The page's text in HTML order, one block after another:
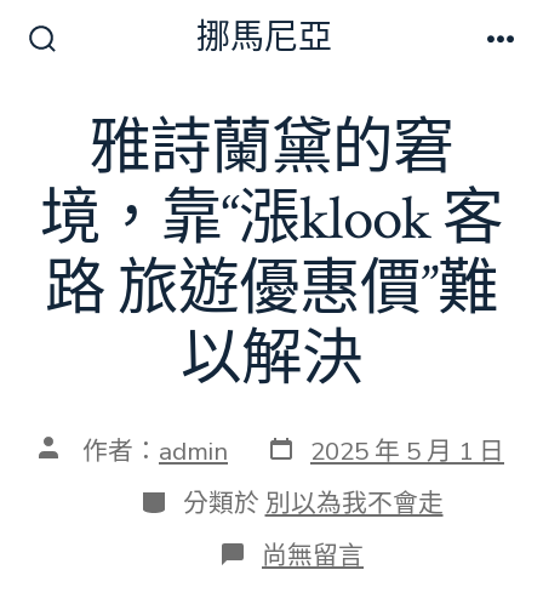
關
挪馬尼亞
雅詩蘭黛的窘
境，靠“漲klook 客
路 旅遊優惠價”難
以解決
文 作者： admin 發
表
日
期
2025 年 5 月 1 日
分
類
分類於 別以為我不會走
在
〈雅
尚無留言